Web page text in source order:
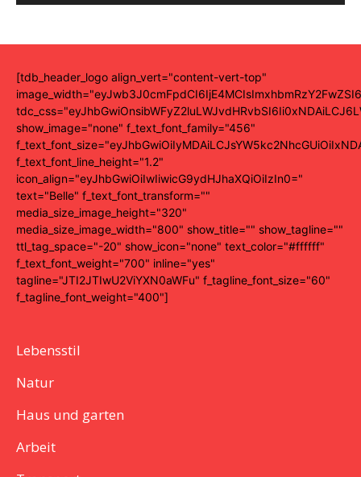
[tdb_header_logo align_vert="content-vert-top"
show_image="none" f_text_font_family="456"
f_text_font_line_height="1.2"
icon_align="eyJhbGwiOiIwIiwicG9ydHJhaXQiOiIzIn0="
text="Belle" f_text_font_transform=""
media_size_image_height="320"
media_size_image_width="800" show_title="" show_tagline=""
ttl_tag_space="-20" show_icon="none" text_color="#ffffff"
f_text_font_weight="700" inline="yes"
tagline="JTI2JTIwU2ViYXN0aWFu" f_tagline_font_size="60"
f_tagline_font_weight="400"]
Lebensstil
Natur
Haus und garten
Arbeit